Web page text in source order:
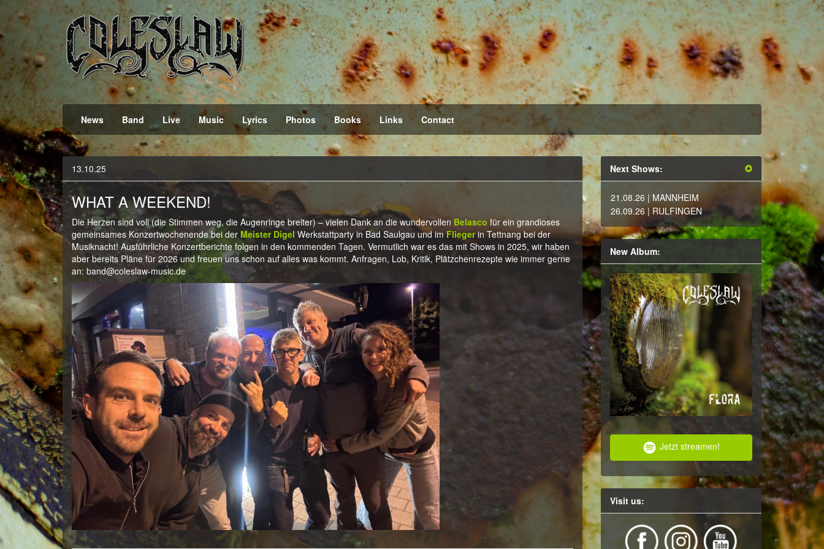
Coleslaw
Official Webpage
News Band Live Music Lyrics Photos Books Links Contact
13.10.25
WHAT A WEEKEND!
Die Herzen sind voll (die Stimmen weg, die Augenringe breiter) – vielen Dank an die wundervollen Belasco für ein grandioses
gemeinsames Konzertwochenende bei der Meister Digel Werkstattparty in Bad Saulgau und imFliegerin Tettnang bei der
Musiknacht! Ausführliche Konzertberichte folgen in den kommenden Tagen. Vermutlich war es das mit Shows in 2025, wir haben
aber bereits Pläne für 2026 und freuen uns schon auf alles was kommt. Anfragen, Lob, Kritik, Plätzchenrezepte wie immer gerne
an: band@coleslaw-music.de
Next Shows:
21.08.26 | MANNHEIM
26.09.26 | RULFINGEN
New Album:
Jetzt streamen!
Visit us: